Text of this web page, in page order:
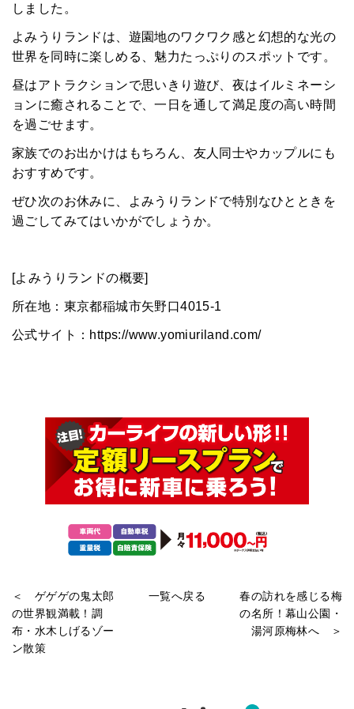
しました。
よみうりランドは、遊園地のワクワク感と幻想的な光の
世界を同時に楽しめる、魅力たっぷりのスポットです。
昼はアトラクションで思いきり遊び、夜はイルミネーシ
ョンに癒されることで、一日を通して満足度の高い時間
を過ごせます。
家族でのお出かけはもちろん、友人同士やカップルにも
おすすめです。
ぜひ次のお休みに、よみうりランドで特別なひとときを
過ごしてみてはいかがでしょうか。
[よみうりランドの概要]
所在地：東京都稲城市矢野口4015-1
公式サイト： https://www.yomiuriland.com/
＜ ゲゲゲの鬼太郎
の世界観満載！調
布・水木しげるゾー
ン散策
一覧へ戻る
春の訪れを感じる梅
の名所！幕山公園・
湯河原梅林へ ＞